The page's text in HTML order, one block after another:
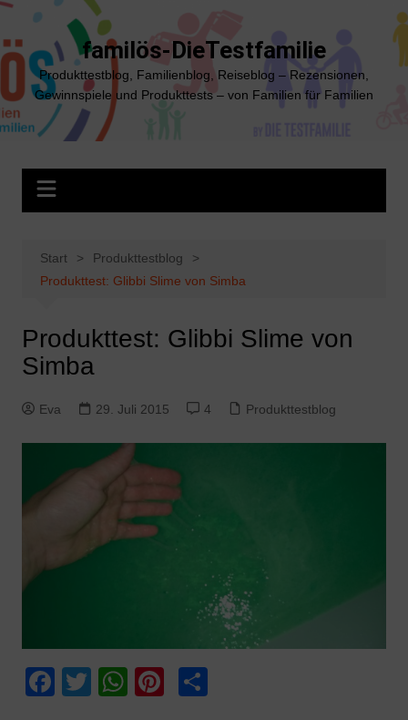
Zum
springen
familös-DieTestfamilie
Produkttestblog, Familienblog, Reiseblog – Rezensionen,
Gewinnspiele und Produkttests – von Familien für Familien
Start
Produkttestblog
Produkttest: Glibbi Slime von Simba
Produkttest: Glibbi Slime von
Simba
Eva 29. Juli 2015 4 Produkttestblog
F T W Pi T